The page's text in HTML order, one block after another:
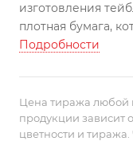
изготовления
плотная бумага,
преимуществ,
используют
только меняют
Подробности
Цена тиража любой
продукции зависит
цветности и